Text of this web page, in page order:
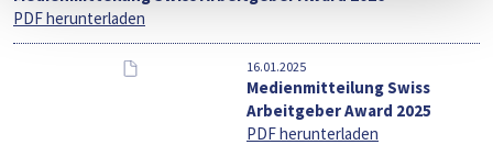
PDF herunterladen
16.01.2025
Medienmitteilung Swiss
Arbeitgeber Award 2025
PDF herunterladen